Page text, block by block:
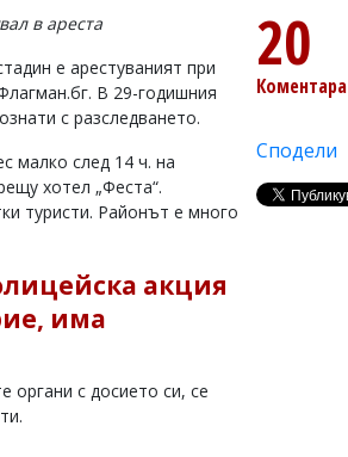
в ареста
е арестуваният при
В 29-годишния
с разследването.
малко след 14 ч. на
хотел „Феста“.
туристи. Районът е много
акция
има
органи с досието си, се
20
Коментара
Сподели